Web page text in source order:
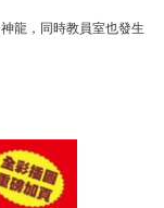
龍，同時教員室也發生